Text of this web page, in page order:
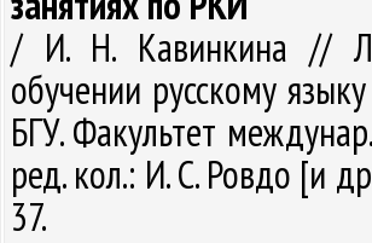
/ И. Н. Кавинкина //
обучении русскому
БГУ. Факультет
ред. кол.: И. С. Ровдо [и
37.